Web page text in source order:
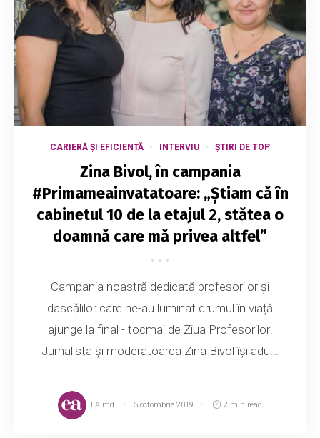
CARIERĂ ȘI EFICIENȚĂ INTERVIU ȘTIRI DE TOP
Zina Bivol, în campania
#Primameainvatatoare: „Știam că în
cabinetul 10 de la etajul 2, stătea o
doamnă care mă privea altfel”
Campania noastră dedicată profesorilor și
dascălilor care ne-au luminat drumul în viață
ajunge la final - tocmai de Ziua Profesorilor!
Jurnalista și moderatoarea Zina Bivol își adu...
EA.md 5 octombrie 2019 2 min read